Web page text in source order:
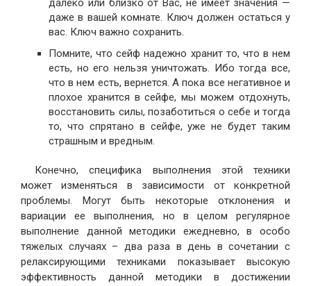
далеко или близко от Вас, не имеет значения —
даже в вашей комнате. Ключ должен остаться у
вас. Ключ важно сохранить.
Помните, что сейф надежно хранит то, что в нем
есть, но его нельзя уничтожать. Ибо тогда все,
что в нем есть, вернется. А пока все негативное и
плохое хранится в сейфе, мы можем отдохнуть,
восстановить силы, позаботиться о себе и тогда
то, что спрятано в сейфе, уже не будет таким
страшным и вредным.
Конечно, специфика выполнения этой техники
может изменяться в зависимости от конкретной
проблемы. Могут быть некоторые отклонения и
вариации ее выполнения, но в целом регулярное
выполнение данной методики ежедневно, в особо
тяжелых случаях – два раза в день в сочетании с
релаксирующими техниками показывает высокую
эффективность данной методики в достижении